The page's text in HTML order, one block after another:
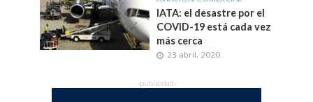
IATA: el desastre por el
COVID-19 está cada vez
más cerca
23 abril, 2020